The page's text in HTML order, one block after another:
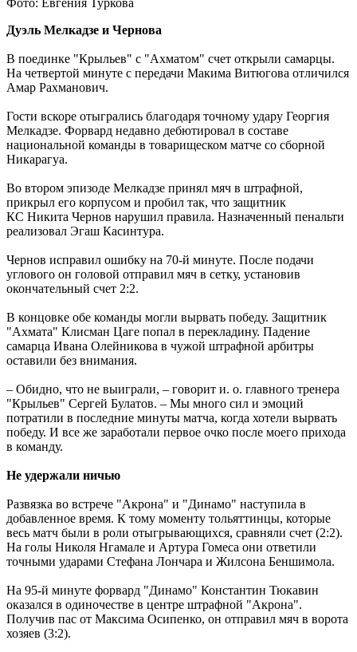
ракетную и беспилотную опасность
08.08.2026 | 04:40
07.08.2026 | 21:41
Вячеслав Федорищев: "Важно отмечать тех, кто всей душой и
сердцем болеет за нашу Самарскую область и вносит большой
07.08.2026 | 21:21
В Самаре изменят схему движения шести автобусов с 8 до 12
августа
07.08.2026 | 20:51
— "Балтика"
07.08.2026 | 20:07
В Самаре временно изменят маршруты дачных автобусов №
172 и 174
Лук, капуста и свекла: в Минпромторге Самарской области
рассказали, какие продукты дорожают летом
07.08.2026 | 19:11
07.08.2026 | 18:55
В облизбиркоме разыграли порядок размещения эмблем
политических партий в избирательных бюллетенях
07.08.2026 | 18:49
ЗОЖ
07.08.2026 | 18:24
В Самарской области продлили ограничения по купанию на
четырех пляжах
07.08.2026 | 18:22
развитие Самарской области" выдающимся жителям
В Тольятти отремонтируют тротуары и проезды
07.08.2026 | 18:05
"Самара в движении": расписание бесплатных тренировок 8
августа
07.08.2026 | 17:56
Федорищев – о расширении географии диспансеризации
участников СВО
07.08.2026 | 17:55
Самарские строители отмечают профессиональный праздник
Дуэль Мелкадзе и Чернова
В поединке "Крыльев" с "Ахматом" счет открыли самарцы.
На четвертой минуте с передачи Макима Витюгова отличился
Амар Рахманович.
Гости вскоре отыгрались благодаря точному удару Георгия
Мелкадзе. Форвард недавно дебютировал в составе
национальной команды в товарищеском матче со сборной
Никарагуа.
Во втором эпизоде Мелкадзе принял мяч в штрафной,
прикрыл его корпусом и пробил так, что защитник
КС Никита Чернов нарушил правила. Назначенный пенальти
реализовал Эгаш Касинтура.
Чернов исправил ошибку на 70-й минуте. После подачи
углового он головой отправил мяч в сетку, установив
окончательный счет 2:2.
В концовке обе команды могли вырвать победу. Защитник
"Ахмата" Клисман Цаге попал в перекладину. Падение
самарца Ивана Олейникова в чужой штрафной арбитры
оставили без внимания.
– Обидно, что не выиграли, – говорит и. о. главного тренера
"Крыльев" Сергей Булатов. – Мы много сил и эмоций
потратили в последние минуты матча, когда хотели вырвать
победу. И все же заработали первое очко после моего прихода
в команду.
Не удержали ничью
Развязка во встрече "Акрона" и "Динамо" наступила в
добавленное время. К тому моменту тольяттинцы, которые
весь матч были в роли отыгрывающихся, сравняли счет (2:2).
На голы Николя Нгамале и Артура Гомеса они ответили
точными ударами Стефана Лончара и Жилсона Беншимола.
На 95-й минуте форвард "Динамо" Константин Тюкавин
оказался в одиночестве в центре штрафной "Акрона".
Получив пас от Максима Осипенко, он отправил мяч в ворота
хозяев (3:2).